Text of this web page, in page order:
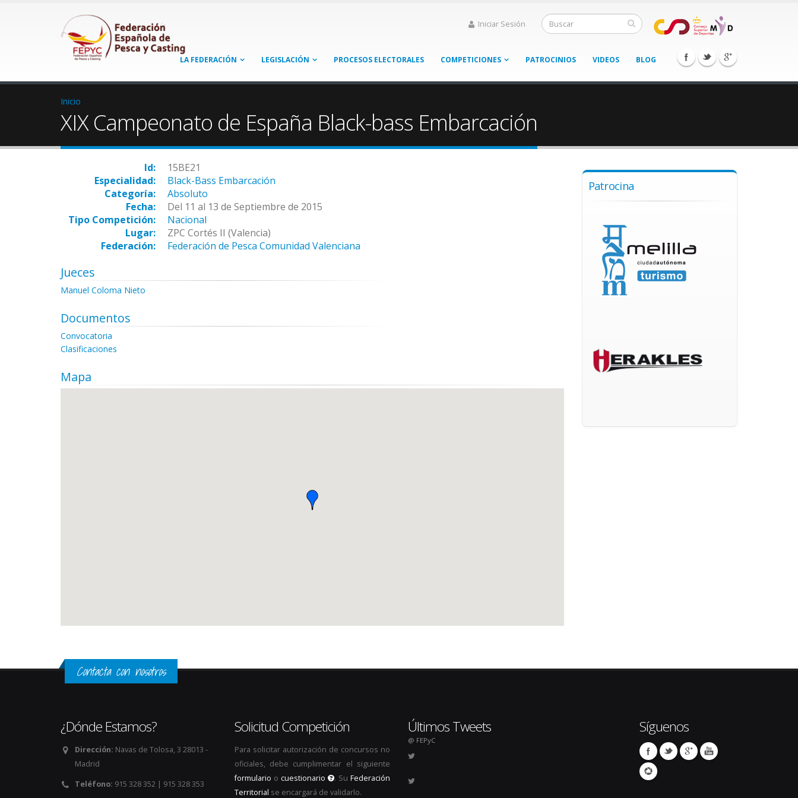
Iniciar Sesión
LA FEDERACIÓN LEGISLACIÓN PROCESOS ELECTORALES COMPETICIONES PATROCINIOS VIDEOS BLOG
Inicio
XIX Campeonato de España Black-bass Embarcación
Id:
15BE21
Especialidad:
Black-Bass Embarcación
Categoría:
Absoluto
Fecha:
Del 11 al 13 de Septiembre de 2015
Tipo Competición:
Nacional
Lugar:
ZPC Cortés II (Valencia)
Federación:
Federación de Pesca Comunidad Valenciana
Jueces
Manuel Coloma Nieto
Documentos
Convocatoria
Clasificaciones
Mapa
Patrocina
Contacta con nosotros
¿Dónde Estamos?
Dirección: Navas de Tolosa, 3 28013 -
Madrid
Teléfono: 915 328 352 | 915 328 353
Solicitud Competición
Para solicitar autorización de concursos no
oficiales, debe cumplimentar el siguiente
formulario o cuestionario . SuFederación
Territorial se encargará de validarlo.
Últimos Tweets
@ FEPyC
Síguenos